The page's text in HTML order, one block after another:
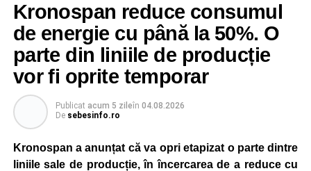
Kronospan reduce consumul
de energie cu până la 50%. O
parte din liniile de producție
vor fi oprite temporar
Publicat acum 5 zileîn 04.08.2026
De sebesinfo.ro
Kronospan a anunțat că va opri etapizat o parte dintre
liniile sale de producție, în încercarea de a reduce cu